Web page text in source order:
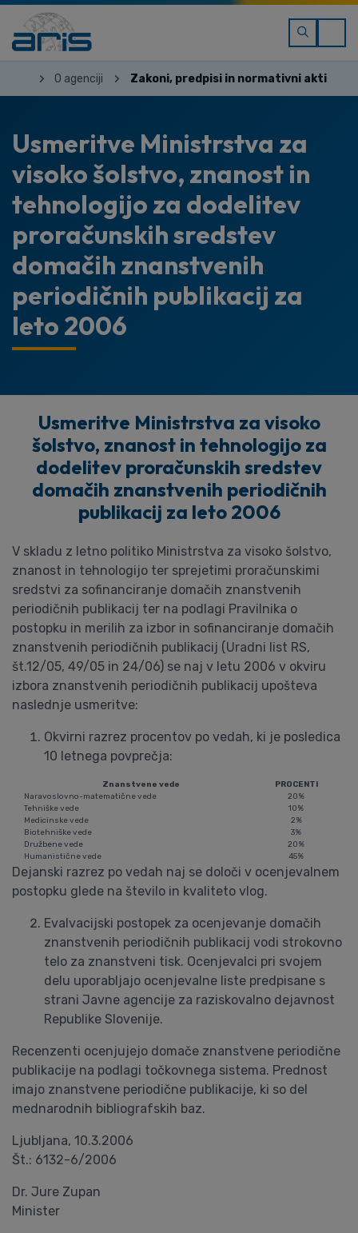
O agenciji Zakoni, predpisi in normativni akti
Usmeritve Ministrstva za
visoko šolstvo, znanost in
tehnologijo za dodelitev
proračunskih sredstev
domačih znanstvenih
periodičnih publikacij za
leto 2006
Usmeritve Ministrstva za visoko
šolstvo, znanost in tehnologijo za
dodelitev proračunskih sredstev
domačih znanstvenih periodičnih
publikacij za leto 2006
V skladu z letno politiko Ministrstva za visoko šolstvo,
znanost in tehnologijo ter sprejetimi proračunskimi
sredstvi za sofinanciranje domačih znanstvenih
periodičnih publikacij ter na podlagi Pravilnika o
postopku in merilih za izbor in sofinanciranje domačih
znanstvenih periodičnih publikacij (Uradni list RS,
št.12/05, 49/05 in 24/06) se naj v letu 2006 v okviru
izbora znanstvenih periodičnih publikacij upošteva
naslednje usmeritve:
Okvirni razrez procentov po vedah, ki je posledica
10 letnega povprečja:
Znanstvene vede
PROCENTI
Naravoslovno-matematične vede
20%
Tehniške vede
10%
Medicinske vede
2%
Biotehniške vede
3%
Družbene vede
20%
Humanistične vede
45%
Dejanski razrez po vedah naj se določi v ocenjevalnem
postopku glede na število in kvaliteto vlog.
Evalvacijski postopek za ocenjevanje domačih
znanstvenih periodičnih publikacij vodi strokovno
telo za znanstveni tisk. Ocenjevalci pri svojem
delu uporabljajo ocenjevalne liste predpisane s
strani Javne agencije za raziskovalno dejavnost
Republike Slovenije.
Recenzenti ocenjujejo domače znanstvene periodične
publikacije na podlagi točkovnega sistema. Prednost
imajo znanstvene periodične publikacije, ki so del
mednarodnih bibliografskih baz.
Ljubljana, 10.3.2006
Št.: 6132-6/2006
Dr. Jure Zupan
Minister